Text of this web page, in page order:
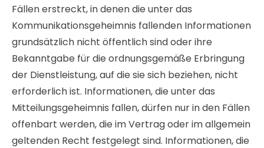
Fällen erstreckt, in denen die unter das
Kommunikationsgeheimnis fallenden Informationen
grundsätzlich nicht öffentlich sind oder ihre
Bekanntgabe für die ordnungsgemäße Erbringung
der Dienstleistung, auf die sie sich beziehen, nicht
erforderlich ist. Informationen, die unter das
Mitteilungsgeheimnis fallen, dürfen nur in den Fällen
offenbart werden, die im Vertrag oder im allgemein
geltenden Recht festgelegt sind. Informationen, die